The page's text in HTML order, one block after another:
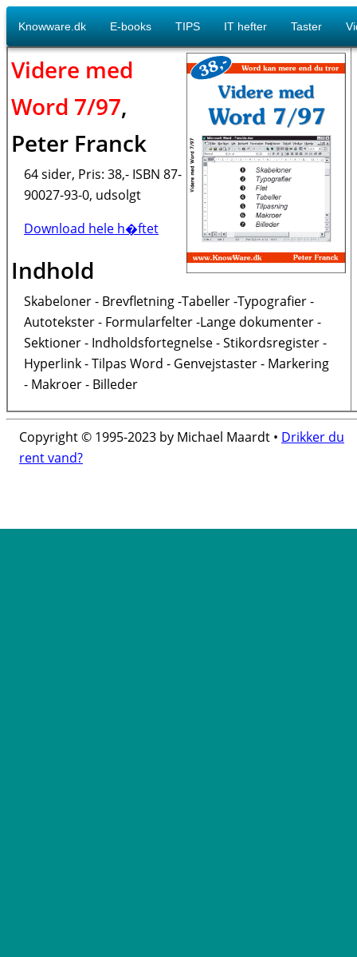
Knowware.dk E-books TIPS IT hefter Taster
Videre med
Word 7/97,
Peter Franck
64 sider, Pris: 38,- ISBN 87-
90027-93-0, udsolgt
Download hele h�ftet
Indhold
Skabeloner - Brevfletning -Tabeller -Typografier -
Autotekster - Formularfelter -Lange dokumenter -
Sektioner - Indholdsfortegnelse - Stikordsregister -
Hyperlink - Tilpas Word - Genvejstaster - Markering
- Makroer - Billeder
Copyright © 1995-2023 by Michael Maardt • Drikker du
rent vand?